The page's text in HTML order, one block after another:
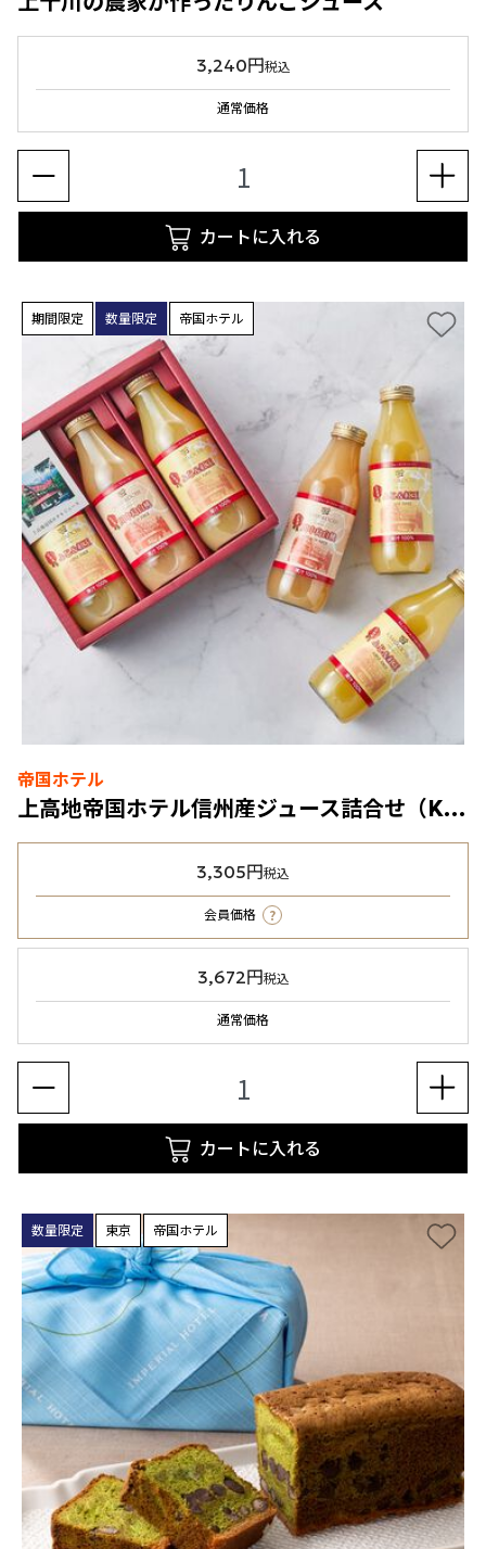
3,240円税込
通常価格
カートに入れる
期間限定 数量限定 帝国ホテル
帝国ホテル
上高地帝国ホテル信州産ジュース詰合せ（KTJ-30）2種3本入
3,305円税込
会員価格 ?
3,672円税込
通常価格
カートに入れる
数量限定 東京 帝国ホテル